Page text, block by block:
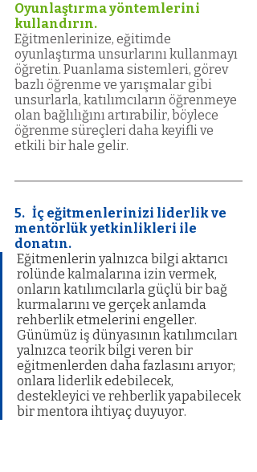
Oyunlaştırma yöntemlerini
kullandırın.
Eğitmenlerinize, eğitimde
oyunlaştırma unsurlarını kullanmayı
öğretin. Puanlama sistemleri, görev
bazlı öğrenme ve yarışmalar gibi
unsurlarla, katılımcıların öğrenmeye
olan bağlılığını artırabilir, böylece
öğrenme süreçleri daha keyifli ve
etkili bir hale gelir.
5.   İç eğitmenlerinizi liderlik ve
mentörlük yetkinlikleri ile
donatın.
Eğitmenlerin yalnızca bilgi aktarıcı
rolünde kalmalarına izin vermek,
onların katılımcılarla güçlü bir bağ
kurmalarını ve gerçek anlamda
rehberlik etmelerini engeller.
Günümüz iş dünyasının katılımcıları
yalnızca teorik bilgi veren bir
eğitmenlerden daha fazlasını arıyor;
onlara liderlik edebilecek,
destekleyici ve rehberlik yapabilecek
bir mentora ihtiyaç duyuyor.